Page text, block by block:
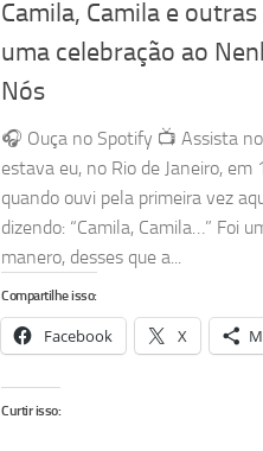
Camila, Camila e
uma celebração ao
Nós
🎧 Ouça no Spotify 📺 Assista
estava eu, no Rio de Janeiro, em
quando ouvi pela primeira vez
dizendo: “Camila, Camila…” Foi
manero, desses que a...
Compartilhe isso:
Facebook X
Curtir isso: